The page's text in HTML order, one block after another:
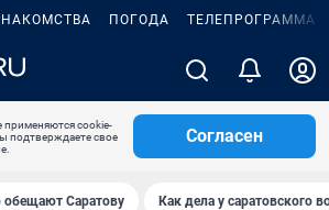
ПОГОДА ТЕЛЕПРОГРАММА
cookie-
подтверждаете свое
Согласен
обещают Саратову Как дела у саратовского